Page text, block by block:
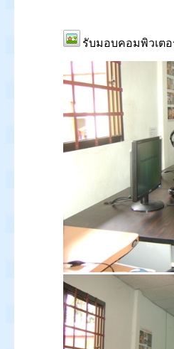
รับมอบคอมพิวเต